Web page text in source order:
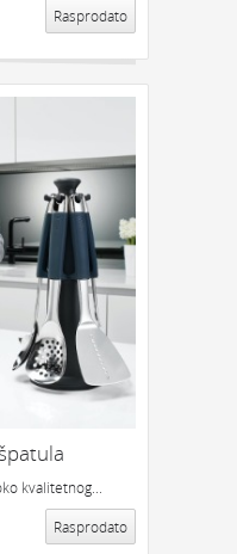
Rasprodato
kvalitetnog...
Rasprodato